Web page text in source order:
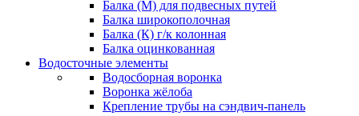
Балка (М) для подвесных путей
Балка широкополочная
Балка (К) г/к колонная
Балка оцинкованная
Водосточные элементы
Водосборная воронка
Воронка жёлоба
Крепление трубы на сэндвич-панель